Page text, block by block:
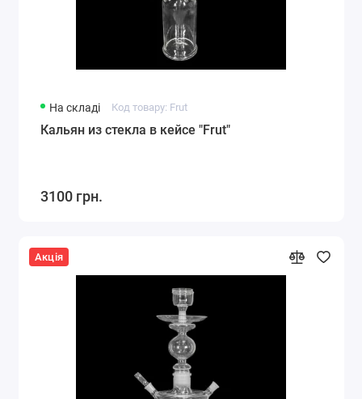
На складі Код товару: Frut
Кальян из стекла в кейсе "Frut"
3100 грн.
Акція